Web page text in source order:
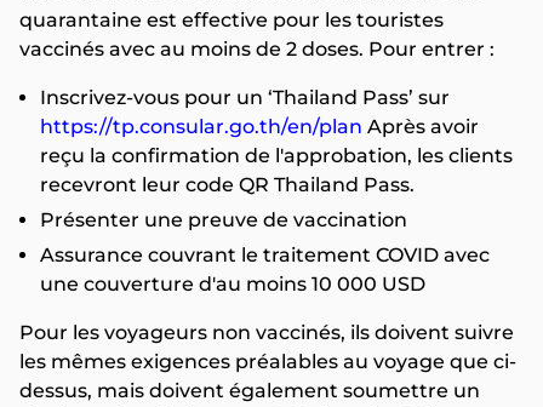
quarantaine est effective pour les touristes
vaccinés avec au moins de 2 doses. Pour entrer :
Inscrivez-vous pour un ‘Thailand Pass’ sur
https://tp.consular.go.th/en/plan Après avoir
reçu la confirmation de l'approbation, les clients
recevront leur code QR Thailand Pass.
Présenter une preuve de vaccination
Assurance couvrant le traitement COVID avec
une couverture d'au moins 10 000 USD
Pour les voyageurs non vaccinés, ils doivent suivre
les mêmes exigences préalables au voyage que ci-
dessus, mais doivent également soumettre un